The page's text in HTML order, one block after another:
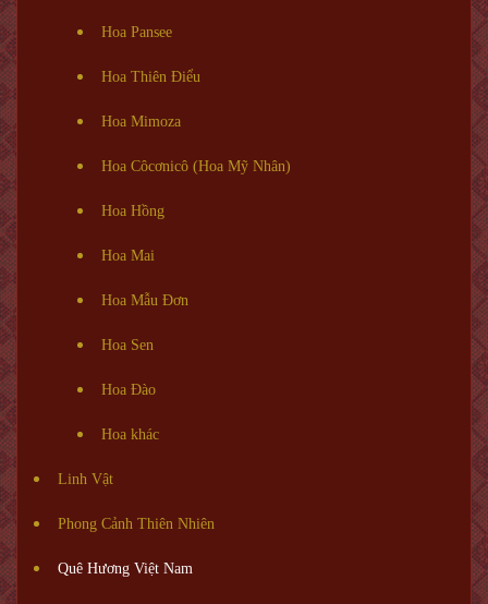
Hoa Pansee
Hoa Thiên Điểu
Hoa Mimoza
Hoa Côcơnicô (Hoa Mỹ Nhân)
Hoa Hồng
Hoa Mai
Hoa Mẫu Đơn
Hoa Sen
Hoa Đào
Hoa khác
Linh Vật
Phong Cảnh Thiên Nhiên
Quê Hương Việt Nam